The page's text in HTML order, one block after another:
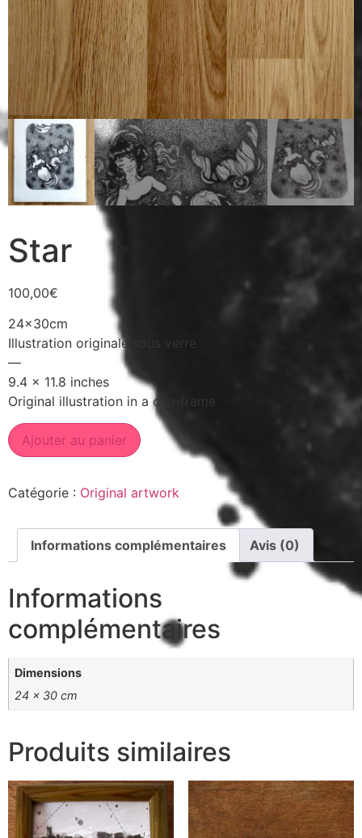
Star
100,00€
24x30cm
Illustration originale sous verre
—
9.4 x 11.8 inches
Original illustration in a clip-frame
Ajouter au panier
Catégorie : Original artwork
Informations complémentaires Avis (0)
Informations
complémentaires
Dimensions
24 × 30 cm
Produits similaires